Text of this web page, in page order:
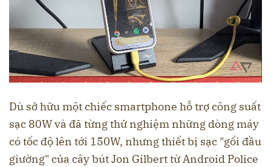
Dù sở hữu một chiếc smartphone hỗ trợ công suất
sạc 80W và đã từng thử nghiệm những dòng máy
có tốc độ lên tới 150W, nhưng thiết bị sạc "gối đầu
giường" của cây bút Jon Gilbert từ Android Police